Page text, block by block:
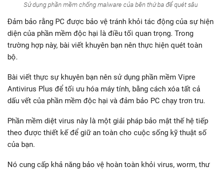
Sử dụng phần mềm chống malware của bên thứ ba để quét sâu
Đảm bảo rằng PC được bảo vệ tránh khỏi tác động của sự hiện
diện của phần mềm độc hại là điều tối quan trọng. Trong
trường hợp này, bài viết khuyên bạn nên thực hiện quét toàn
bộ.
Bài viết thực sự khuyên bạn nên sử dụng phần mềm Vipre
Antivirus Plus để tối ưu hóa máy tính, bằng cách xóa tất cả
dấu vết của phần mềm độc hại và đảm bảo PC chạy trơn tru.
Phần mềm diệt virus này là một giải pháp bảo mật thế hệ tiếp
theo được thiết kế để giữ an toàn cho cuộc sống kỹ thuật số
của bạn.
Nó cung cấp khả năng bảo vệ hoàn toàn khỏi virus, worm, thư